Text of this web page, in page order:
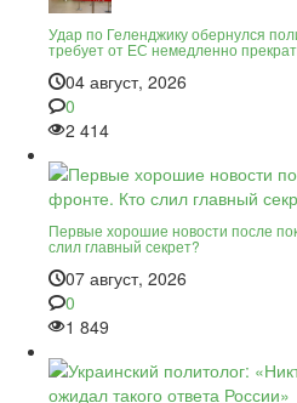
Удар по Геленджику обернулся
требует от ЕС немедленно
04 август, 2026
0
2 414
Первые хорошие новости после
слил главный секрет?
07 август, 2026
0
1 849